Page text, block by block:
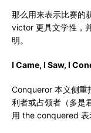
那么用来表示比赛的
victor 更具文学性，
明。
I Came, I Saw, I
Conqueror 本义侧
利者或占领者（多是
用 the conquered 表